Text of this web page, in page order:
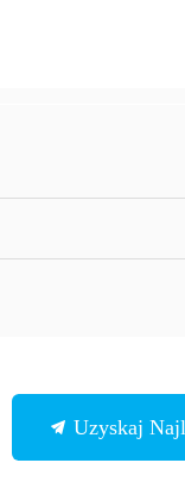
Uzyskaj